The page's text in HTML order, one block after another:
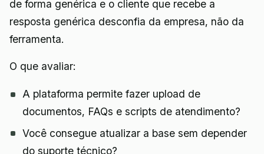
de forma genérica e o cliente que recebe a
resposta genérica desconfia da empresa, não da
ferramenta.
O que avaliar:
A plataforma permite fazer upload de
documentos, FAQs e scripts de atendimento?
Você consegue atualizar a base sem depender
do suporte técnico?